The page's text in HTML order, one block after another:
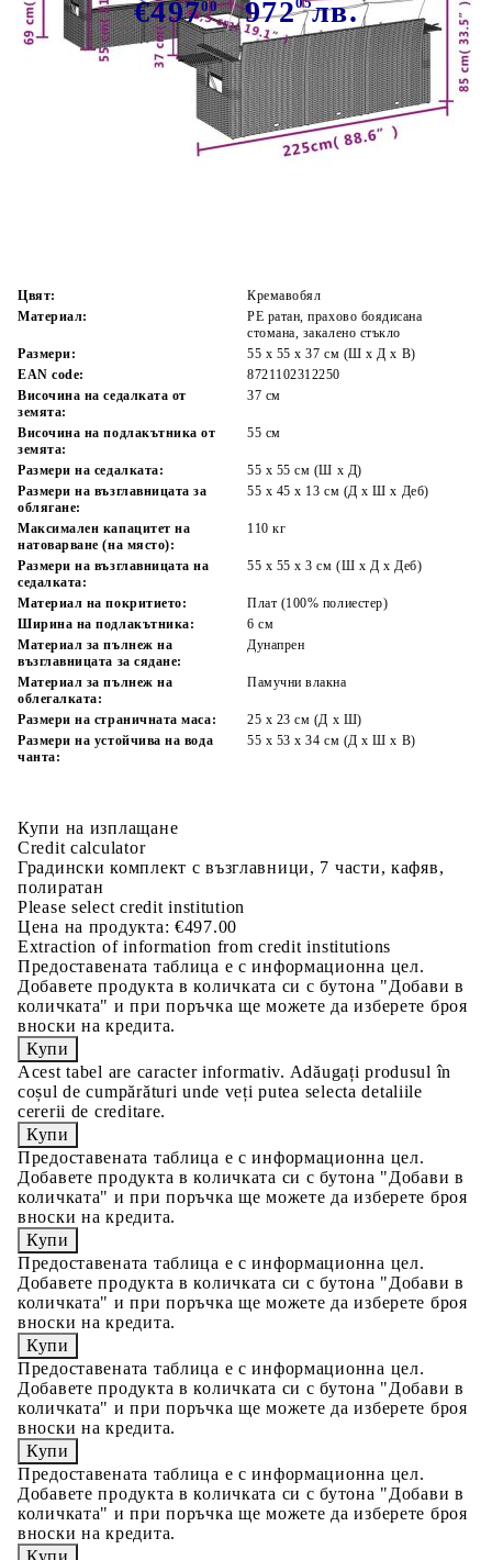
€49700 972 лв.
В наличност: 31 бр.
Време за доставка: 5 до 9 дни
Цвят:
Кремавобял
Материал:
PE ратан, прахово боядисана
стомана, закалено стъкло
Размери:
55 x 55 x 37 см (Ш x Д x В)
EAN code:
8721102312250
Височина на седалката от
земята:
37 см
Височина на подлакътника от
земята:
55 см
Размери на седалката:
55 x 55 cм (Ш x Д)
Размери на възглавницата за
облягане:
55 x 45 x 13 см (Д х Ш x Деб)
Максимален капацитет на
натоварване (на място):
110 кг
Размери на възглавницата на
седалката:
55 x 55 x 3 см (Ш x Д x Деб)
Материал на покритието:
Плат (100% полиестер)
Ширина на подлакътника:
6 см
Материал за пълнеж на
възглавницата за сядане:
Дунапрен
Материал за пълнеж на
облегалката:
Памучни влакна
Размери на страничната маса:
25 x 23 см (Д x Ш)
Размери на устойчива на вода
чанта:
55 x 53 x 34 см (Д x Ш x В)
Купи на изплащане
Credit calculator
Градински комплект с възглавници, 7 части, кафяв,
полиратан
Please select credit institution
Цена на продукта: €497.00
Extraction of information from credit institutions
Предоставената таблица е с информационна цел.
Добавете продукта в количката си с бутона "Добави в
количката" и при поръчка ще можете да изберете броя
вноски на кредита.
Acest tabel are caracter informativ. Adăugați produsul în
coșul de cumpărături unde veți putea selecta detaliile
cererii de creditare.
Предоставената таблица е с информационна цел.
Добавете продукта в количката си с бутона "Добави в
количката" и при поръчка ще можете да изберете броя
вноски на кредита.
Предоставената таблица е с информационна цел.
Добавете продукта в количката си с бутона "Добави в
количката" и при поръчка ще можете да изберете броя
вноски на кредита.
Предоставената таблица е с информационна цел.
Добавете продукта в количката си с бутона "Добави в
количката" и при поръчка ще можете да изберете броя
вноски на кредита.
Предоставената таблица е с информационна цел.
Добавете продукта в количката си с бутона "Добави в
количката" и при поръчка ще можете да изберете броя
вноски на кредита.